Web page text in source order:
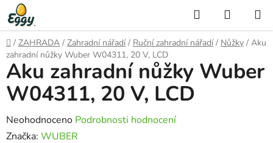
Přejít
na
obsah
Hledat
KOŠÍK
Domů
/ ZAHRADA / Zahradní nářadí / Ruční zahradní nářadí / Nůžky / Aku
zahradní nůžky Wuber W04311, 20 V, LCD
Aku zahradní nůžky Wuber
W04311, 20 V, LCD
Průměrné
hodnocení
Neohodnoceno Podrobnosti hodnocení
Značka: WUBER